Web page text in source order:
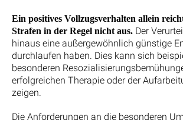
Ein positives Vollzugsverhalten allein
Strafen in der Regel nicht aus. Der
hinaus eine außergewöhnlich günstige
durchlaufen haben. Dies kann sich
besonderen
erfolgreichen Therapie oder der
zeigen.
Die Anforderungen an die besonderen